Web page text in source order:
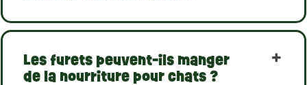
Les furets peuvent-ils manger
de la nourriture pour chats ?